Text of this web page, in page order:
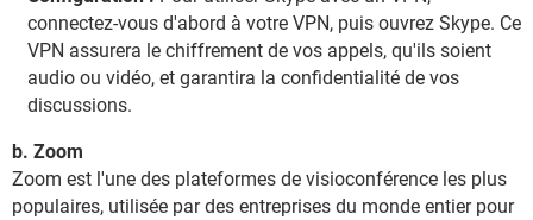
connectez-vous d'abord à votre VPN, puis ouvrez Skype. Ce
VPN assurera le chiffrement de vos appels, qu'ils soient
audio ou vidéo, et garantira la confidentialité de vos
discussions.
b. Zoom
Zoom est l'une des plateformes de visioconférence les plus
populaires, utilisée par des entreprises du monde entier pour